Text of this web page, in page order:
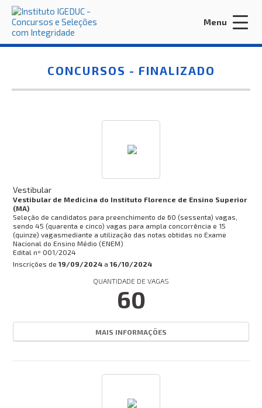
Acessar Área do Candidato:
ENTRAR
CONTRATE-NOS
EDITORA IGEDUC
INTEGRIDADE
INSCRIÇÕES ABERTAS
EM ANDAMENTO
Menu
CONCURSOS - FINALIZADO
Vestibular
Vestibular de Medicina do Instituto Florence de Ensino Superior
(MA)
Seleção de candidatos para preenchimento de 60 (sessenta) vagas,
sendo 45 (quarenta e cinco) vagas para ampla concorrência e 15
(quinze) vagasmediante a utilização das notas obtidas no Exame
Nacional do Ensino Médio (ENEM)
Edital nº 001/2024
Inscrições de 19/09/2024 a 16/10/2024
QUANTIDADE DE VAGAS
60
MAIS INFORMAÇÕES